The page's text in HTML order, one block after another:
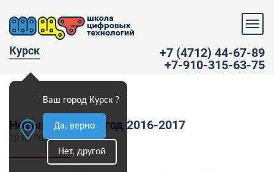
Курск
Ваш город Курск ?
Да, верно
Нет, другой
+7 (4712) 44-67-89
+7-910-315-63-75
Новый учебный год 2016-2017
28.08.2016